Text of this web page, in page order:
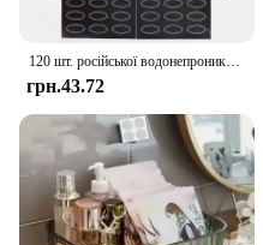
120 шт. російської водонепроникної комори, самоклеючі етикетки, кухонні банки, наклейки для банок, спецій, наклейок
грн.43.72